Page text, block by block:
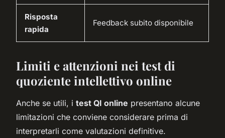
Risposta
rapida
Feedback subito disponibile
Limiti e attenzioni nei test di
quoziente intellettivo online
Anche se utili, i test QI online presentano alcune
limitazioni che conviene considerare prima di
interpretarli come valutazioni definitive.